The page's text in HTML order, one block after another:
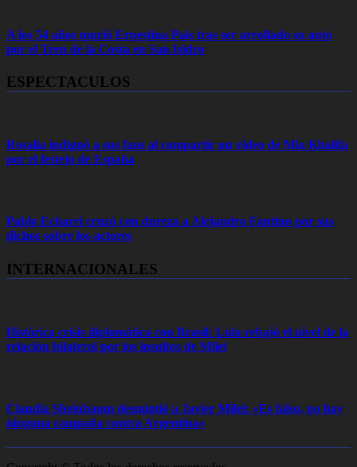
A los 54 años murió Ernestina Pais tras ser arrollado su auto
por el Tren de la Costa en San Isidro
ESPECTACULOS
Rosalía indignó a sus fans al compartir un video de Mia Khalifa
por el festejo de España
Pablo Echarri cruzó con dureza a Alejandro Fantino por sus
dichos sobre los actores
INTERNACIONALES
Histórica crisis diplomática con Brasil: Lula rebajó el nivel de la
relación bilateral por los insultos de Milei
Claudia Sheinbaum desmintió a Javier Milei: «Es falso, no hay
ninguna campaña contra Argentina»